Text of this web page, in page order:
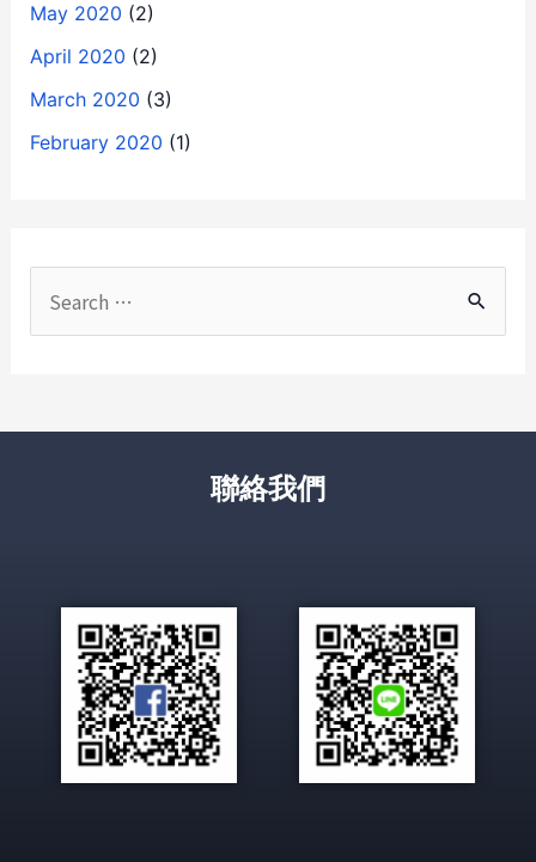
May 2020 (2)
April 2020 (2)
March 2020 (3)
February 2020 (1)
聯絡我們